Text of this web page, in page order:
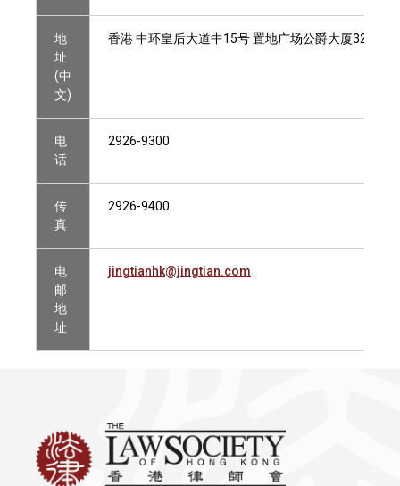
地
址
(中
文)
香港 中环皇后大道中15号 置地广场公爵大厦32楼
电
话
2926-9300
传
真
2926-9400
电
邮
地
址
jingtianhk@jingtian.com